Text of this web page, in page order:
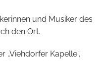
und Musiker des
den Ort.
„Viehdorfer Kapelle“,